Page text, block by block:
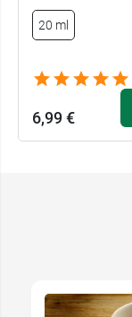
20 ml
6,99 €